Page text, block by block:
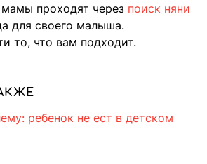
проходят через поиск няни
для своего малыша.
то, что вам подходит.
ребенок не ест в детском